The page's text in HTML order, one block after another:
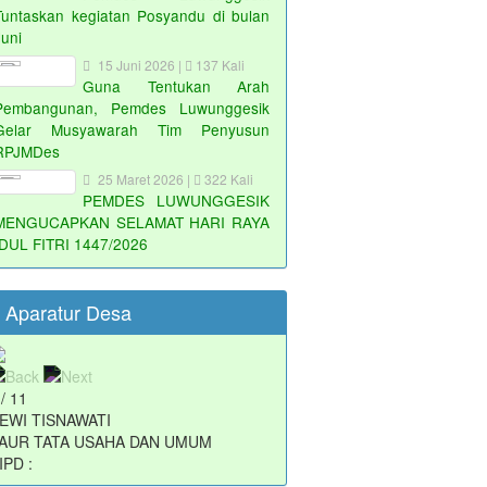
kegiatan Posyandu di bulan
15 Juni 2026 | 137 Kali
Guna Tentukan Arah
Pemdes Luwunggesik
Musyawarah Tim Penyusun
25 Maret 2026 | 322 Kali
PEMDES LUWUNGGESIK
SELAMAT HARI RAYA
FITRI 1447/2026
Aparatur Desa
11
PERENCANAAN
: